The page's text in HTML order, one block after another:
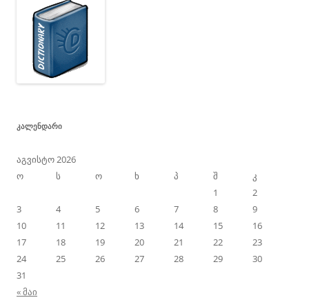
ᲙᲐᲚᲔᲜᲓᲐᲠᲘ
აგვისტო 2026
ო
ს ო ხ პ შ
კ
1
2
3
4 5 6 7 8
9
10
11 12 13 14 15
16
17
18 19 20 21 22
23
24
25 26 27 28 29
30
31
« მაი